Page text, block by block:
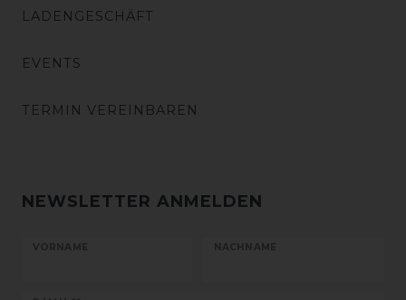
LADENGESCHÄFT
EVENTS
TERMIN VEREINBAREN
NEWSLETTER ANMELDEN
VORNAME NACHNAME